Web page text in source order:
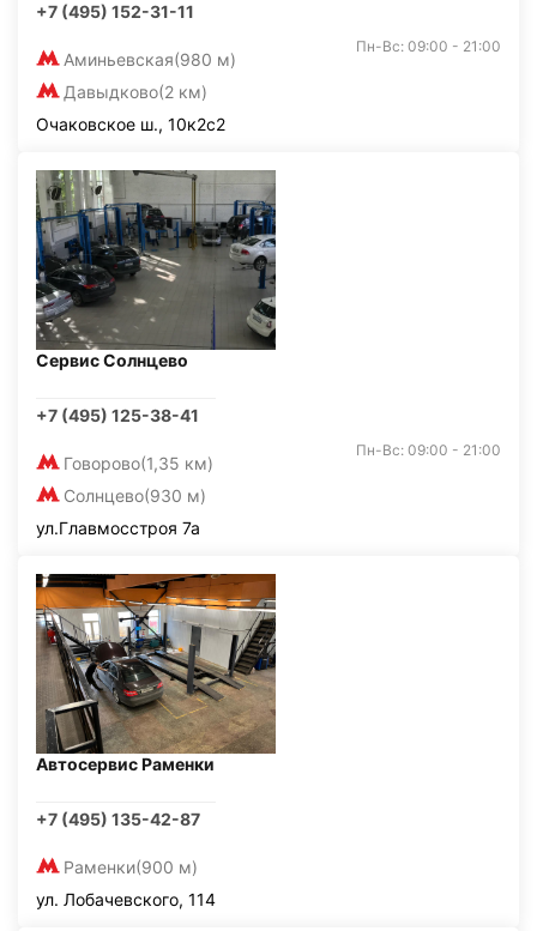
+7 (495) 152-31-11
Аминьевская(980 м)
Давыдково(2 км)
Пн-Вс: 09:00 - 21:00
Очаковское ш., 10к2с2
Сервис Солнцево
+7 (495) 125-38-41
Говорово(1,35 км)
Солнцево(930 м)
Пн-Вс: 09:00 - 21:00
ул.Главмосстроя 7а
Автосервис Раменки
+7 (495) 135-42-87
Раменки(900 м)
ул. Лобачевского, 114